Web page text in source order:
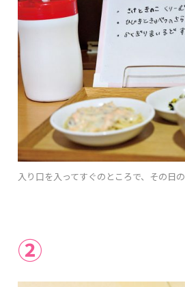
入り口を入ってすぐのところで、その日の
②